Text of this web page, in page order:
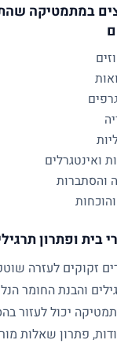
במתמטיקה
ואינטגרלים
והסתברות
בית ופתרון
זקוקים לעזרה
והבנת החומר
יכול לעזור
פתרון שאלות